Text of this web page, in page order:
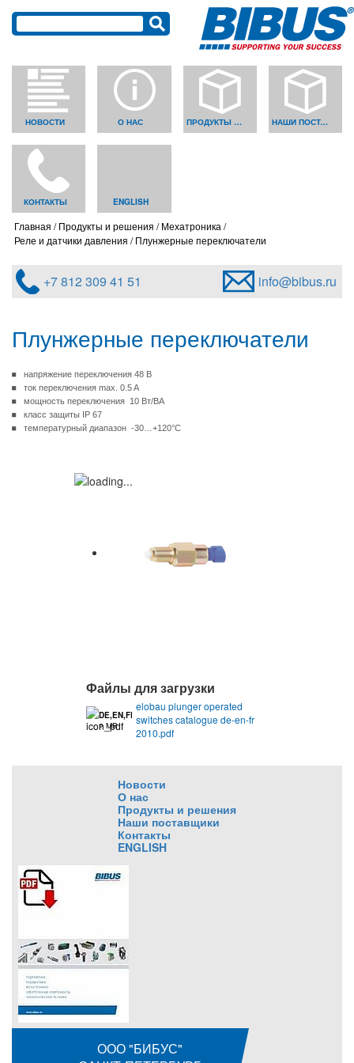
НОВОСТИ О НАС ПРОДУКТЫ И РЕШЕНИЯ НАШИ ПОСТАВЩИКИ
КОНТАКТЫ ENGLISH
Главная Продукты и решения
Мехатроника
Реле и датчики давления
Плунжерные переключатели
+7 812 309 41 51 info@bibus.ru
Плунжерные переключатели
напряжение переключения 48 В
ток переключения max. 0.5 A
мощность переключения 10 Вт/ВА
класс защиты IP 67
температурный диапазон -30…+120°C
Файлы для загрузки
DE,EN,FR
2 MB
elobau plunger operated
switches catalogue de-en-fr
2010.pdf
ООО "БИБУС"
Новости
О нас
Продукты и решения
Наши поставщики
Контакты
ENGLISH